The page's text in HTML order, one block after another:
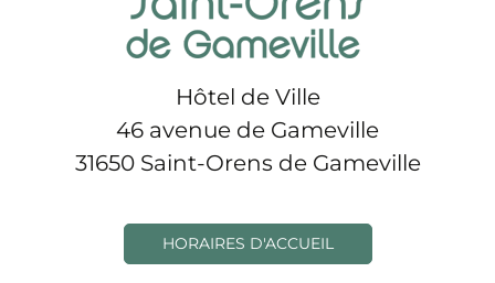
Hôtel de Ville
46 avenue de Gameville
31650 Saint-Orens de Gameville
HORAIRES D'ACCUEIL